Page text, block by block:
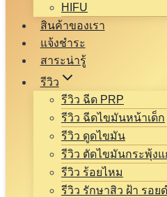
HIFU
สินค้าของเรา
แจ้งชำระ
สาระน่ารู้
รีวิว
รีวิว ฉีด PRP
รีวิว ฉีดไขมันหน้าเด็ก
รีวิว ดูดไขมัน
รีวิว ตัดไขมันกระพุ้งแ
รีวิว ร้อยไหม
รีวิว รักษาสิว ฝ้า รอย